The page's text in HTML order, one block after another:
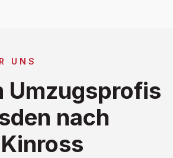
UNS
Umzugsprofis
nach